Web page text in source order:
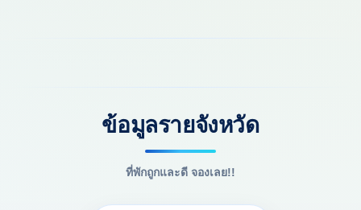
ข้อมูลรายจังหวัด
ที่พักถูกและดี จองเลย!!